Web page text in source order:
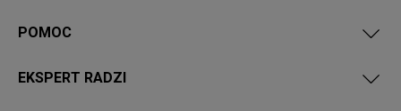
POMOC
EKSPERT RADZI